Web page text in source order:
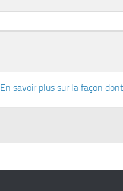
En savoir plus sur la façon